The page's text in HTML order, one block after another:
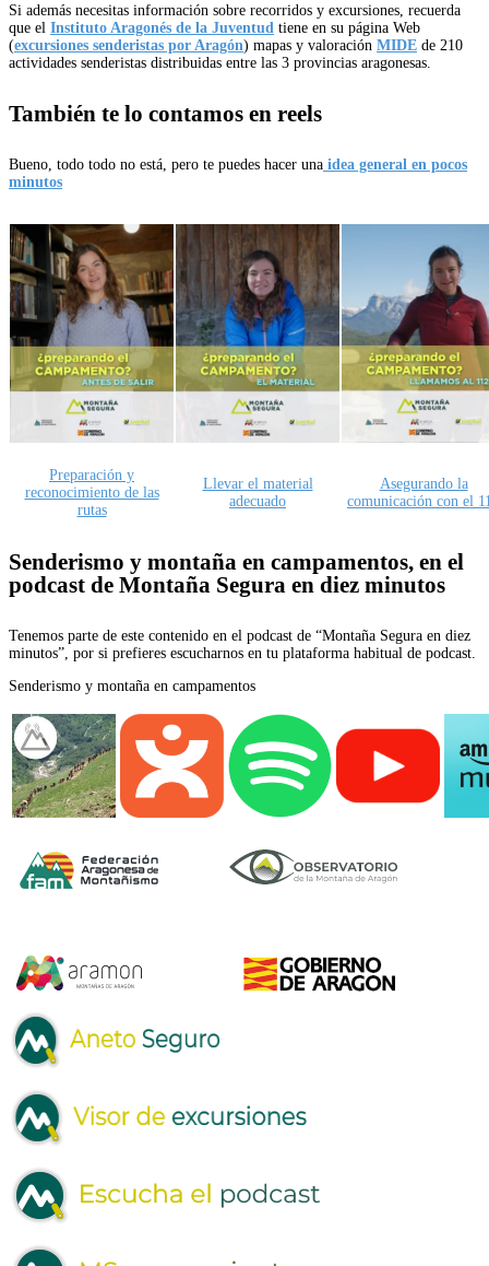
Si además necesitas información sobre recorridos y excursiones, recuerda
que el Instituto Aragonés de la Juventud tiene en su página Web
(excursiones senderistas por Aragón) mapas y valoración MIDE de 210
actividades senderistas distribuidas entre las 3 provincias aragonesas.
También te lo contamos en reels
Bueno, todo todo no está, pero te puedes hacer una idea general en pocos
minutos
Preparación y
reconocimiento de las
rutas
Llevar el material
adecuado
Asegurando la
comunicación con el
Senderismo y montaña en campamentos, en el
podcast de Montaña Segura en diez minutos
Tenemos parte de este contenido en el podcast de “Montaña Segura en diez
minutos”, por si prefieres escucharnos en tu plataforma habitual de podcast.
Senderismo y montaña en campamentos